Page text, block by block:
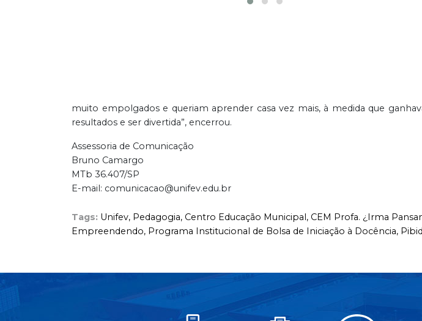
muito empolgados e queriam aprender casa vez mais, à medida que
resultados e ser divertida”, encerrou.
Assessoria de Comunicação
Bruno Camargo
MTb 36.407/SP
E-mail: comunicacao@unifev.edu.br
Tags: Unifev, Pedagogia, Centro Educação Municipal, CEM Profa. ¿Irma
Empreendendo, Programa Institucional de Bolsa de Iniciação à Docência, Pibid